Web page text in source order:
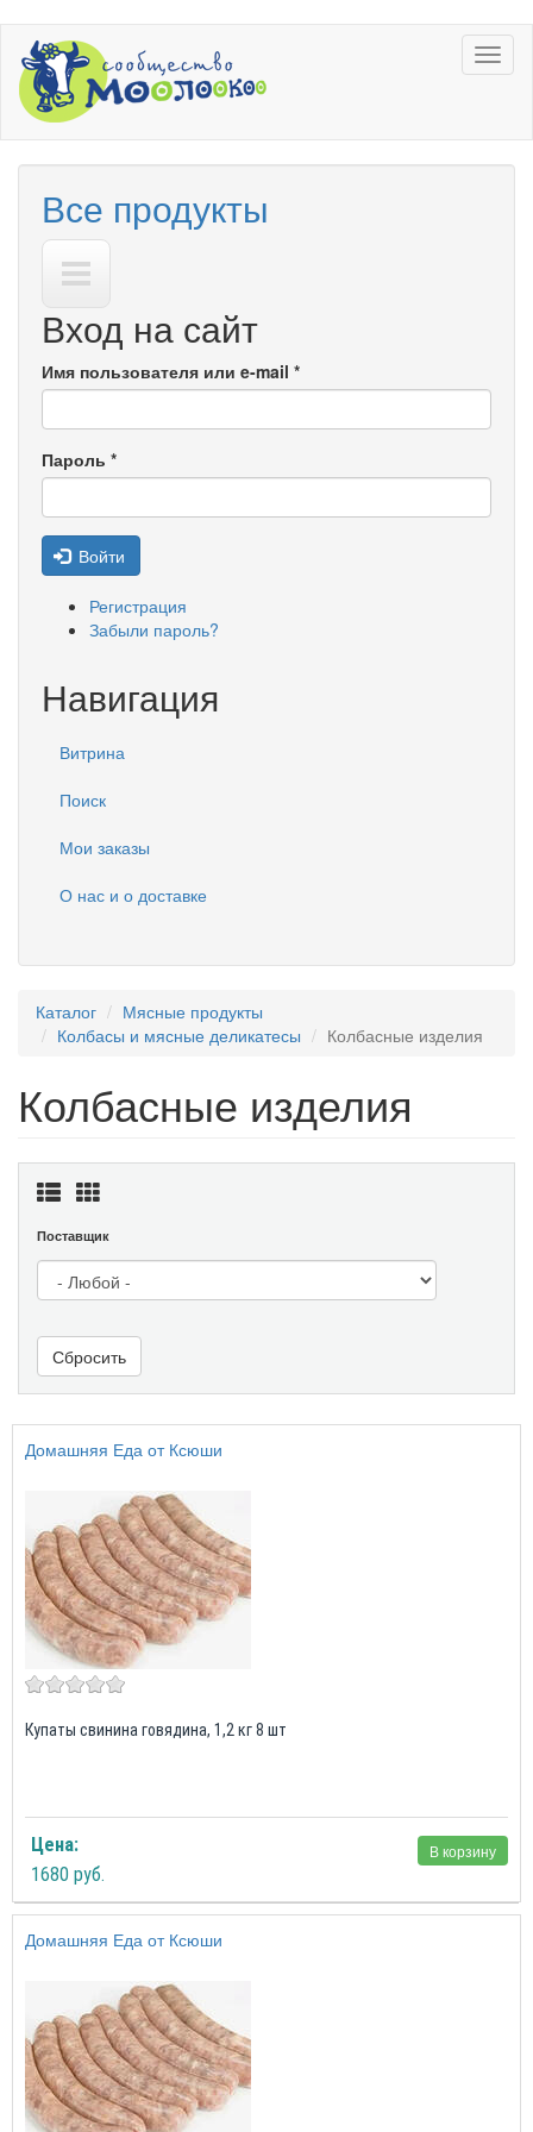
Перейти
основному
содержанию
Все продукты
Вход на сайт
Имя пользователя или e-mail *
Пароль *
Войти
Регистрация
Забыли пароль?
Навигация
Витрина
Поиск
Мои заказы
О нас и о доставке
Каталог
Мясные продукты
Колбасы и мясные деликатесы
Колбасные изделия
Колбасные изделия
Поставщик
Сбросить
Домашняя Еда от Ксюши
Купаты свинина говядина, 1,2 кг 8 шт
Цена:
1680 руб.
В корзину
Домашняя Еда от Ксюши